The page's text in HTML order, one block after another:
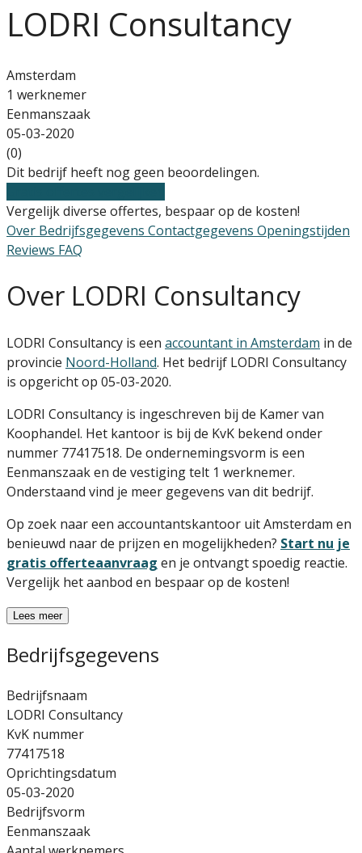
LODRI Consultancy
Amsterdam
1 werknemer
Eenmanszaak
05-03-2020
(0)
Dit bedrijf heeft nog geen beoordelingen.
Vergelijk diverse offertes, bespaar op de kosten!
Over Bedrijfsgegevens Contactgegevens Openingstijden
Reviews FAQ
Over LODRI Consultancy
LODRI Consultancy is een accountant in Amsterdam in de
provincie Noord-Holland. Het bedrijf LODRI Consultancy
is opgericht op 05-03-2020.
LODRI Consultancy is ingeschreven bij de Kamer van
Koophandel. Het kantoor is bij de KvK bekend onder
nummer 77417518. De ondernemingsvorm is een
Eenmanszaak en de vestiging telt 1 werknemer.
Onderstaand vind je meer gegevens van dit bedrijf.
Op zoek naar een accountantskantoor uit Amsterdam en
benieuwd naar de prijzen en mogelijkheden? Start nu je
gratis offerteaanvraag en je ontvangt spoedig reactie.
Vergelijk het aanbod en bespaar op de kosten!
Lees meer
Bedrijfsgegevens
Bedrijfsnaam
LODRI Consultancy
KvK nummer
77417518
Oprichtingsdatum
05-03-2020
Bedrijfsvorm
Eenmanszaak